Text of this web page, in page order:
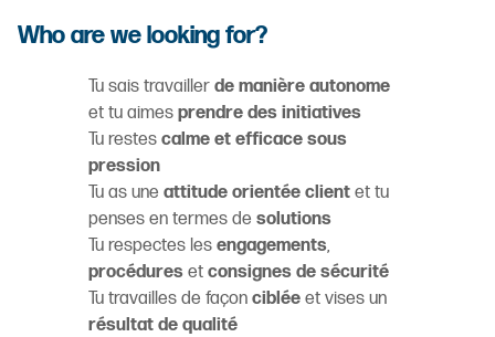
Who are we looking for?
Tu sais travailler de manière autonome
et tu aimes prendre des initiatives
Tu restes calme et efficace sous
pression
Tu as une attitude orientée client et tu
penses en termes de solutions
Tu respectes les engagements,
procédures et consignes de sécurité
Tu travailles de façon ciblée et vises un
résultat de qualité